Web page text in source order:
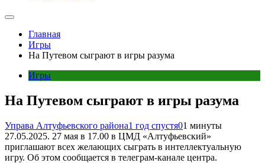
Главная
Игры
На Путевом сыграют в игры разума
Игры
На Путевом сыграют в игры разума
Управа Алтуфьевского района1 год спустя01 минуты
27.05.2025. 27 мая в 17.00 в ЦМД «Алтуфьевский»
приглашают всех желающих сыграть в интеллектуальную
игру. Об этом сообщается в телеграм-канале центра.